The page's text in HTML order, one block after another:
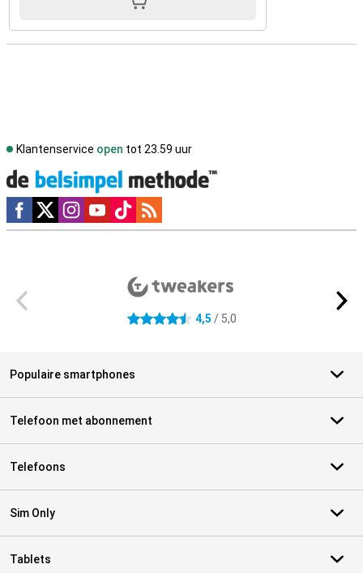
Klantenservice open tot 23.59 uur
Social media
4.5 sterren 4,5 / 5,0
Populaire smartphones
Telefoon met abonnement
Telefoons
Sim Only
Tablets